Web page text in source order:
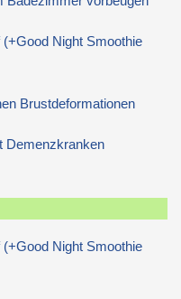
Night Smoothie
Brustdeformationen
Demenzkranken
Night Smoothie